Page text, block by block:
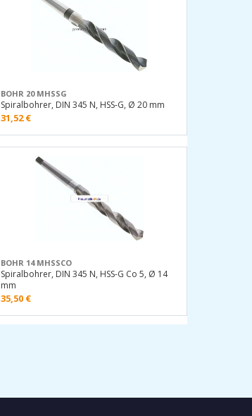
BOHR 20 MHSSG
Spiralbohrer, DIN 345 N, HSS-G, Ø 20 mm
31,52€
BOHR 14 MHSSCO
Spiralbohrer, DIN 345 N, HSS-G Co 5, Ø 14
mm
35,50 €